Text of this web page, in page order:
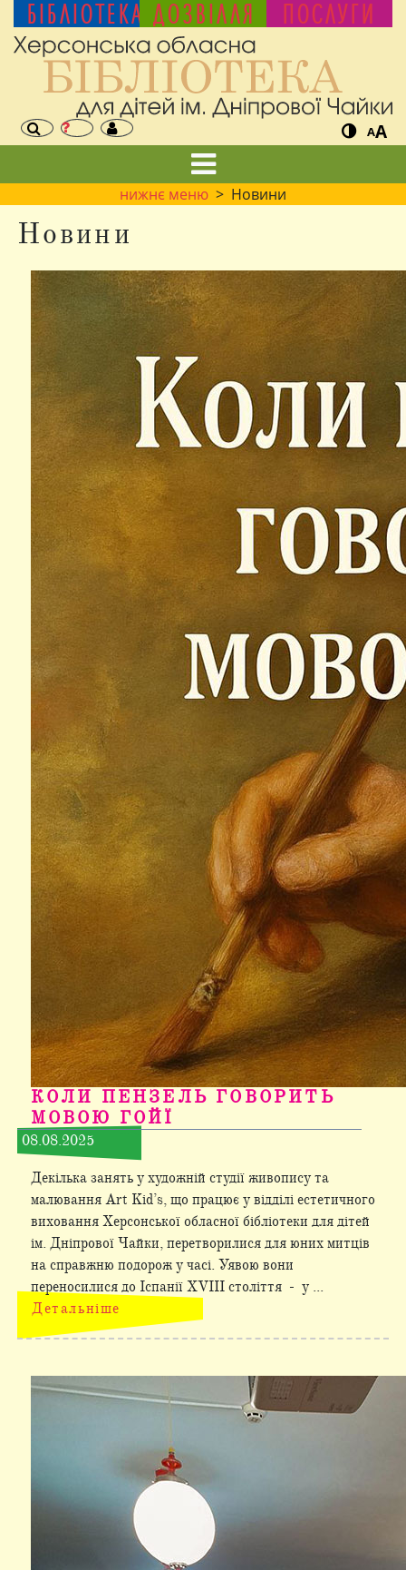
БІБЛІОТЕКА ДОЗВІЛЛЯ ПОСЛУГИ
AA
нижнє меню > Новини
Новини
КОЛИ ПЕНЗЕЛЬ ГОВОРИТЬ
МОВОЮ ГОЙЇ
08.08.2025
Декілька занять у художній студії живопису та
малювання Art Kid’s, що працює у відділі естетичного
виховання Херсонської обласної бібліотеки для дітей
ім. Дніпрової Чайки, перетворилися для юних митців
на справжню подорож у часі. Уявою вони
переносилися до Іспанії XVIII століття - у ...
Детальніше